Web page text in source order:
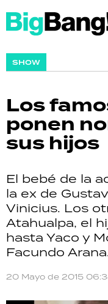
SHOW
Los
ponen
sus hijos
El bebé de la
la ex de
Vinicius. Los
Atahualpa, el
hasta Yaco y
Facundo
20 Mayo de 2015
SHOW
GRAN
SALUD